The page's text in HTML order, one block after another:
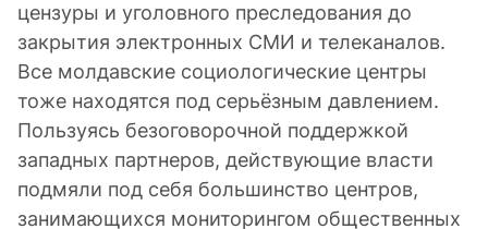
цензуры и уголовного преследования до
закрытия электронных СМИ и телеканалов.
Все молдавские социологические центры
тоже находятся под серьёзным давлением.
Пользуясь безоговорочной поддержкой
западных партнеров, действующие власти
подмяли под себя большинство центров,
занимающихся мониторингом общественных